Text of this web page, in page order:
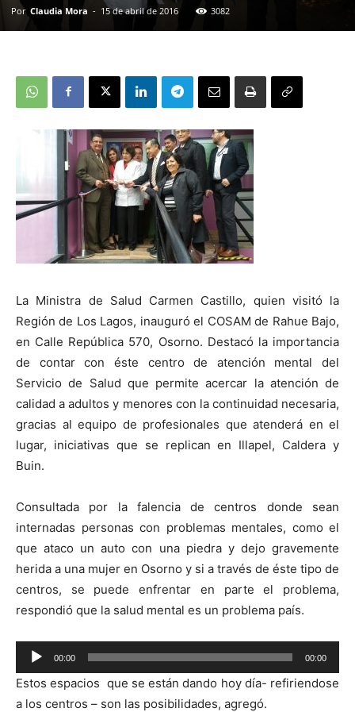
Por Claudia Mora - 15 de abril de 2016 3082
La Ministra de Salud Carmen Castillo, quien visitó la
Región de Los Lagos, inauguró el COSAM de Rahue Bajo,
en Calle República 570, Osorno. Destacó la importancia
de contar con éste centro de atención mental del
Servicio de Salud que permite acercar la atención de
calidad a adultos y menores con la continuidad necesaria,
gracias al equipo de profesionales que atenderá en el
lugar, iniciativas que se replican en Illapel, Caldera y
Buin.
Consultada por la falencia de centros donde sean
internadas personas con problemas mentales, como el
que ataco un auto con una piedra y dejo gravemente
herida a una mujer en Osorno y si a través de éste tipo de
centros, se puede enfrentar en parte el problema,
respondió que la salud mental es un problema país.
Reproductor
de
audio
00:00 00:00
Estos espacios que se están dando hoy día- refiriendose
a los centros – son las posibilidades, agregó.